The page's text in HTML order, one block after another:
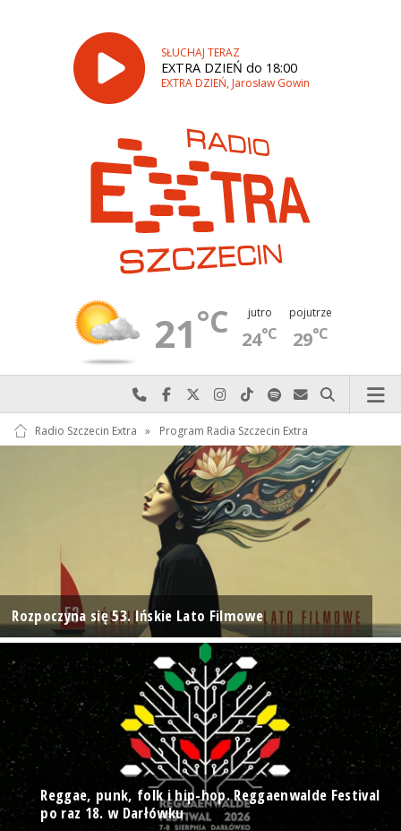
SŁUCHAJ TERAZ
EXTRA DZIEŃ do 18:00
EXTRA DZIEŃ, Jarosław Gowin
21°C jutro
24°C
pojutrze
29°C
Najlepiej po prostu do nas zadzwoń
Odwiedź nas na Facebook-u
Odwiedź nas na X
Odwiedź nas na Instagram-ie
Odwiedź nas na TikTok-u
Szukaj nas na Spotify
Wyślij do nas
Szukaj
Radio Szczecin Extra » Program Radia Szczecin Extra
Rozpoczyna się 53. Ińskie Lato Filmowe
Reggae, punk, folk i hip-hop. Reggaenwalde Festival
po raz 18. w Darłówku